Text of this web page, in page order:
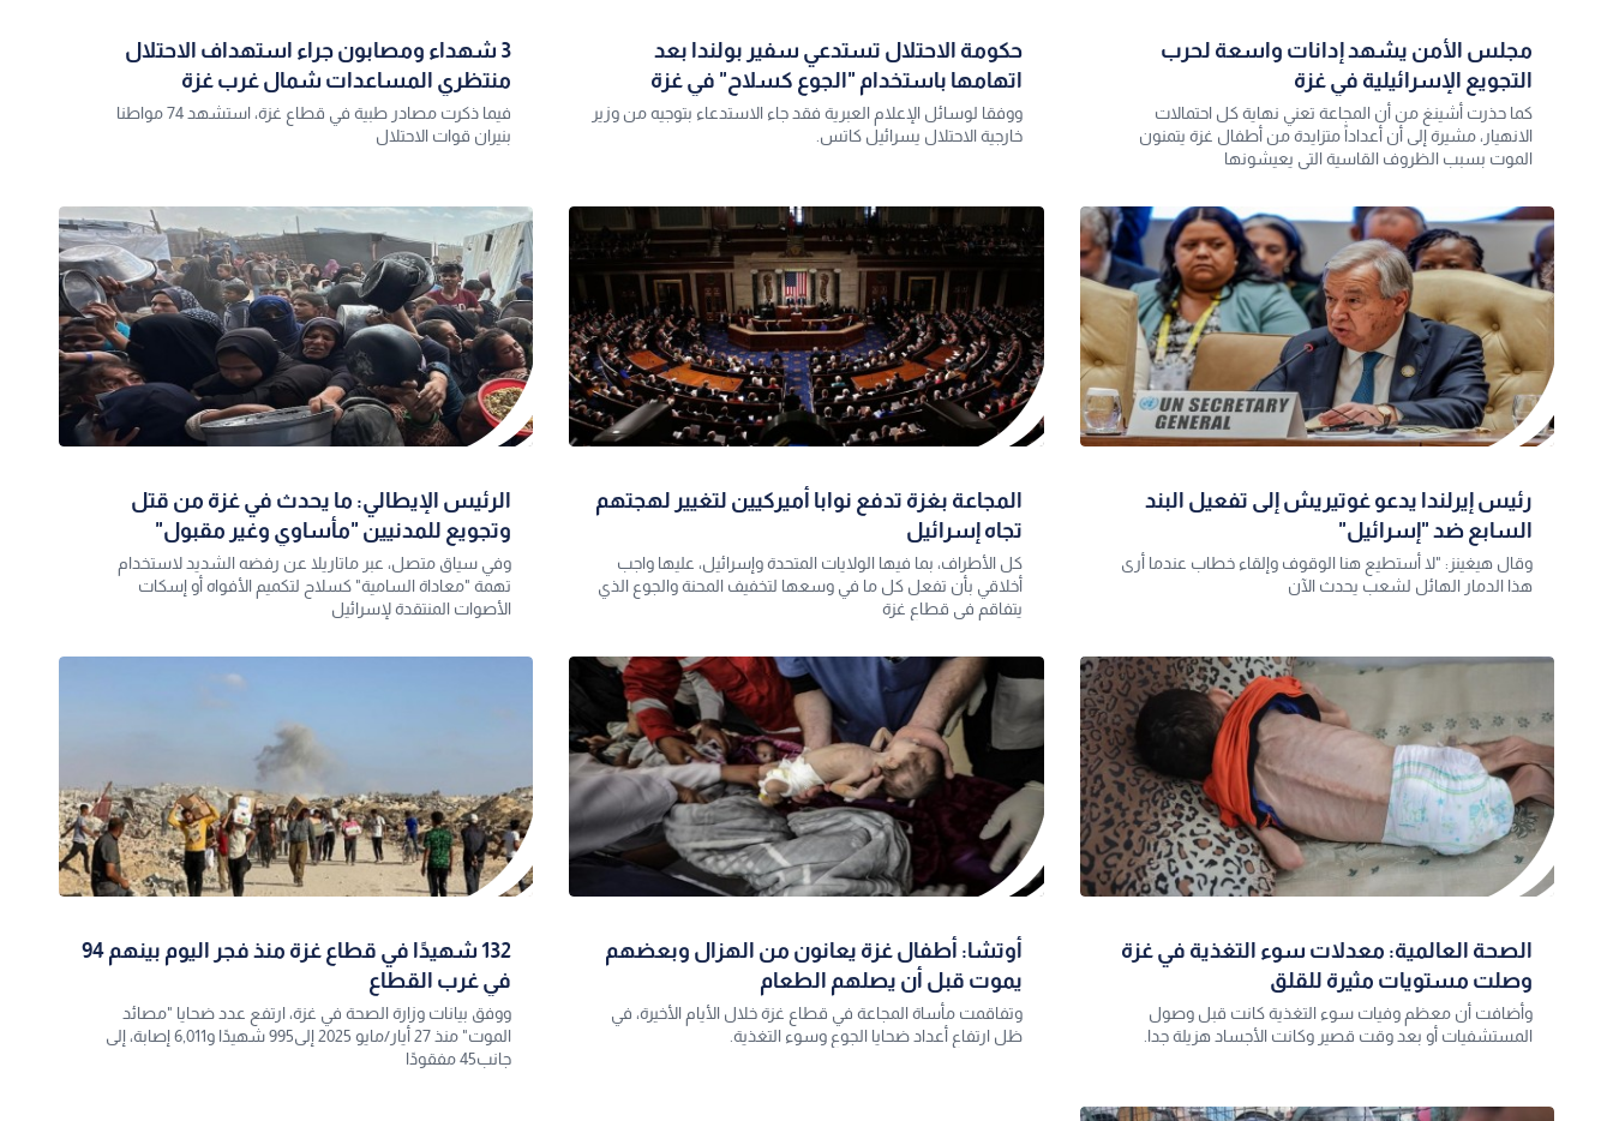
مجلس الأمن يشهد إدانات واسعة لحرب
التجويع الإسرائيلية في غزة
كما حذرت أشينغ من أن المجاعة تعني نهاية كل احتمالات
الانهيار، مشيرة إلى أن أعداداً متزايدة من أطفال غزة يتمنون
الموت بسبب الظروف القاسية التي يعيشونها
حكومة الاحتلال تستدعي سفير بولندا بعد
اتهامها باستخدام "الجوع كسلاح" في غزة
ووفقا لوسائل الإعلام العبرية فقد جاء الاستدعاء بتوجيه من وزير
خارجية الاحتلال يسرائيل كاتس.
3 شهداء ومصابون جراء استهداف الاحتلال
منتظري المساعدات شمال غرب غزة
فيما ذكرت مصادر طبية في قطاع غزة، استشهد 74 مواطنا
بنيران قوات الاحتلال
رئيس إيرلندا يدعو غوتيريش إلى تفعيل البند
السابع ضد "إسرائيل"
وقال هيغينز: "لا أستطيع هنا الوقوف وإلقاء خطاب عندما أرى
هذا الدمار الهائل لشعب يحدث الآن
المجاعة بغزة تدفع نوابا أميركيين لتغيير لهجتهم
تجاه إسرائيل
كل الأطراف، بما فيها الولايات المتحدة وإسرائيل، عليها واجب
أخلاقي بأن تفعل كل ما في وسعها لتخفيف المحنة والجوع الذي
يتفاقم في قطاع غزة
الرئيس الإيطالي: ما يحدث في غزة من قتل
وتجويع للمدنيين "مأساوي وغير مقبول"
وفي سياق متصل، عبر ماتاريلا عن رفضه الشديد لاستخدام
تهمة "معاداة السامية" كسلاح لتكميم الأفواه أو إسكات
الأصوات المنتقدة لإسرائيل
الصحة العالمية: معدلات سوء التغذية في غزة
وصلت مستويات مثيرة للقلق
وأضافت أن معظم وفيات سوء التغذية كانت قبل وصول
المستشفيات أو بعد وقت قصير وكانت الأجساد هزيلة جدا.
أوتشا: أطفال غزة يعانون من الهزال وبعضهم
يموت قبل أن يصلهم الطعام
وتفاقمت مأساة المجاعة في قطاع غزة خلال الأيام الأخيرة، في
ظل ارتفاع أعداد ضحايا الجوع وسوء التغذية.
132 شهيدًا في قطاع غزة منذ فجر اليوم بينهم 94
في غرب القطاع
ووفق بيانات وزارة الصحة في غزة، ارتفع عدد ضحايا "مصائد
الموت" منذ 27 أيار/مايو 2025 إلى995 شهيدًا و6,011 إصابة، إلى
جانب45 مفقودًا